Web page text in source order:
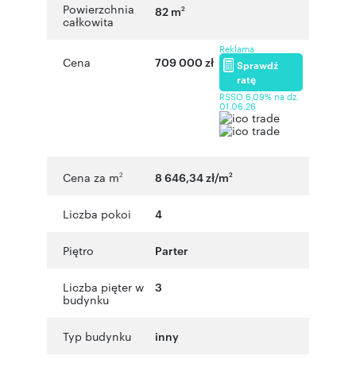
Powierzchnia
całkowita
82 m2
Cena 709 000 zł
Reklama
Sprawdź
ratę
RSSO 6,09% na dz.
01.06.26
Cena za m2 8 646,34 zł/m2
Liczba pokoi 4
Piętro Parter
Liczba pięter w
budynku
3
Typ budynku inny